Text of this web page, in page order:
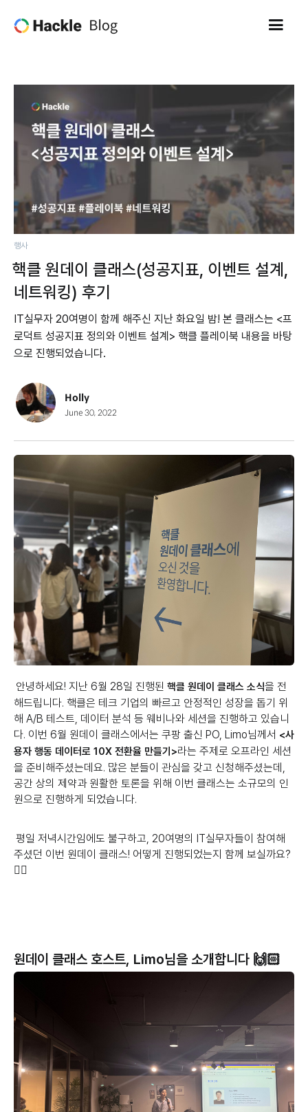
행사
핵클 원데이 클래스(성공지표, 이벤트 설계,
네트워킹) 후기
IT실무자 20여명이 함께 해주신 지난 화요일 밤! 본 클래스는 <프
로덕트 성공지표 정의와 이벤트 설계> 핵클 플레이북 내용을 바탕
으로 진행되었습니다.
Holly
June 30, 2022
안녕하세요! 지난 6월 28일 진행된 핵클 원데이 클래스 소식을 전
해드립니다. 핵클은 테크 기업의 빠르고 안정적인 성장을 돕기 위
해 A/B 테스트, 데이터 분석 등 웨비나와 세션을 진행하고 있습니
다. 이번 6월 원데이 클래스에서는 쿠팡 출신 PO, Limo님께서 <사
용자 행동 데이터로 10X 전환율 만들기>라는 주제로 오프라인 세션
을 준비해주셨는데요. 많은 분들이 관심을 갖고 신청해주셨는데,
공간 상의 제약과 원활한 토론을 위해 이번 클래스는 소규모의 인
원으로 진행하게 되었습니다.
평일 저녁시간임에도 불구하고, 20여명의 IT실무자들이 참여해
주셨던 이번 원데이 클래스! 어떻게 진행되었는지 함께 보실까요?
🙋‍♀
원데이 클래스 호스트, Limo님을 소개합니다 🙌🏻